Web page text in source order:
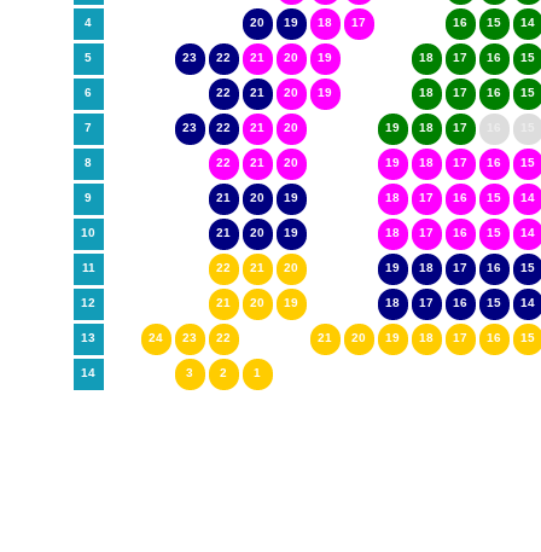
4 20 19 18 17 16 15 14
5 23 22 21 20 19 18 17 16 15
6 22 21 20 19 18 17 16 15
7 23 22 21 20 19 18 17
8 22 21 20 19 18 17 16 15
9 21 20 19 18 17 16 15 14
10 21 20 19 18 17 16 15 14
11 22 21 20 19 18 17 16 15
12 21 20 19 18 17 16 15 14
13 24 23 22 21 20 19 18 17 16 15
14 3 2 1